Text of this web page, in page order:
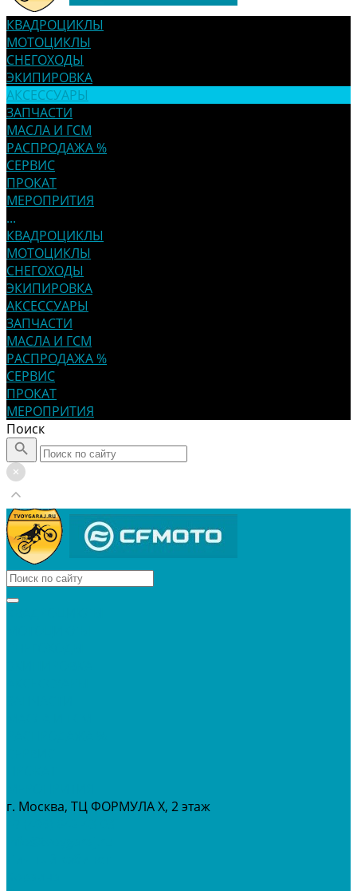
КВАДРОЦИКЛЫ
МОТОЦИКЛЫ
СНЕГОХОДЫ
ЭКИПИРОВКА
АКСЕССУАРЫ
ЗАПЧАСТИ
МАСЛА И ГСМ
РАСПРОДАЖА %
СЕРВИС
ПРОКАТ
МЕРОПРИТИЯ
...
КВАДРОЦИКЛЫ
МОТОЦИКЛЫ
СНЕГОХОДЫ
ЭКИПИРОВКА
АКСЕССУАРЫ
ЗАПЧАСТИ
МАСЛА И ГСМ
РАСПРОДАЖА %
СЕРВИС
ПРОКАТ
МЕРОПРИТИЯ
Поиск
г. Москва, ТЦ ФОРМУЛА Х, 2 этаж